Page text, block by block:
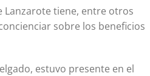
Lanzarote tiene, entre otros
sobre los beneficios
estuvo presente en el